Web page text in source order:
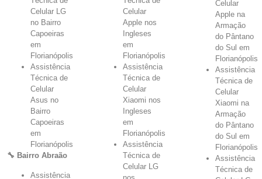
Celular LG
no Bairro
Capoeiras
em
Florianópolis
Assistência
Técnica de
Celular
Asus no
Bairro
Capoeiras
em
Florianópolis
🔧 Bairro Abraão
Assistência
Celular
Apple nos
Ingleses
em
Florianópolis
Assistência
Técnica de
Celular
Xiaomi nos
Ingleses
em
Florianópolis
Assistência
Técnica de
Celular LG
Celular
Apple na
Armação
do Pântano
do Sul em
Florianópolis
Assistência
Técnica de
Celular
Xiaomi na
Armação
do Pântano
do Sul em
Florianópolis
Assistência
Técnica de